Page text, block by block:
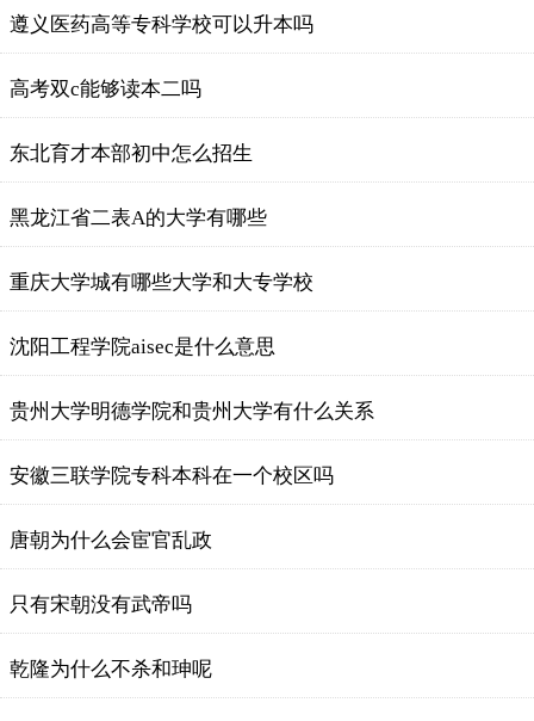
遵义医药高等专科学校可以升本吗
高考双c能够读本二吗
东北育才本部初中怎么招生
黑龙江省二表A的大学有哪些
重庆大学城有哪些大学和大专学校
沈阳工程学院aisec是什么意思
贵州大学明德学院和贵州大学有什么关系
安徽三联学院专科本科在一个校区吗
唐朝为什么会宦官乱政
只有宋朝没有武帝吗
乾隆为什么不杀和珅呢